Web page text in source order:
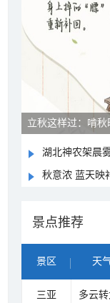
雨后峨眉
湖北神农架晨
秋意浓 蓝天映
景点推荐
景区 天
三亚 多云